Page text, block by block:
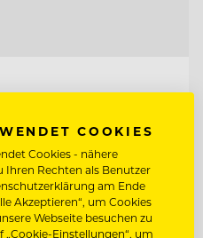
COOKIES
Cookies - nähere
Rechten als Benutzer
am Ende
Akzeptieren“, um Cookies
Webseite besuchen zu
„Cookie-Einstellungen“, um